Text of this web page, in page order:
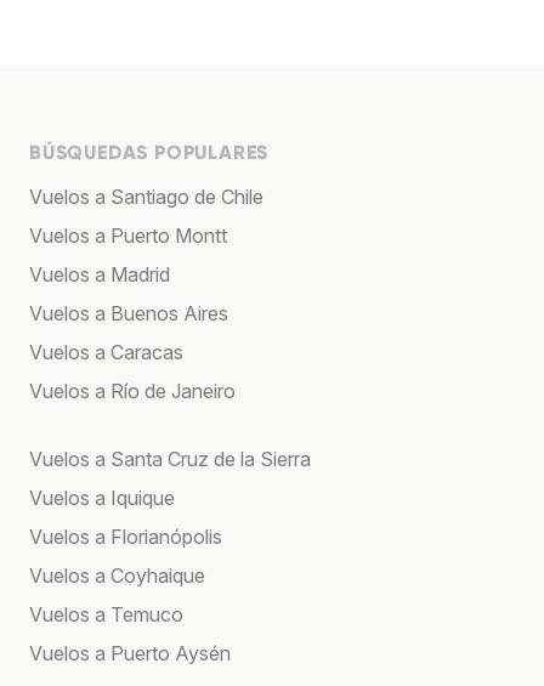
BÚSQUEDAS POPULARES
Vuelos a Santiago de Chile
Vuelos a Puerto Montt
Vuelos a Madrid
Vuelos a Buenos Aires
Vuelos a Caracas
Vuelos a Río de Janeiro
Vuelos a Santa Cruz de la Sierra
Vuelos a Iquique
Vuelos a Florianópolis
Vuelos a Coyhaique
Vuelos a Temuco
Vuelos a Puerto Aysén